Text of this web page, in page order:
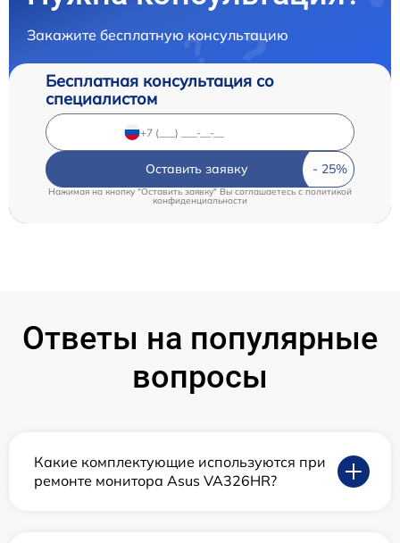
Закажите бесплатную консультацию
Бесплатная консультация со
специалистом
Оставить заявку
Нажимая на кнопку "Оставить заявку" Вы соглашаетесь c политикой
конфиденциальности
Ответы на популярные
вопросы
Какие комплектующие используются при
ремонте монитора Asus VA326HR?